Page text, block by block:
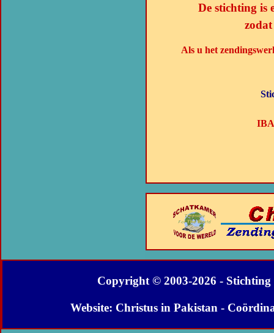
De stichting is
Als u het
Copyright © 2003-2026 -
Website: Christus in Pakistan -